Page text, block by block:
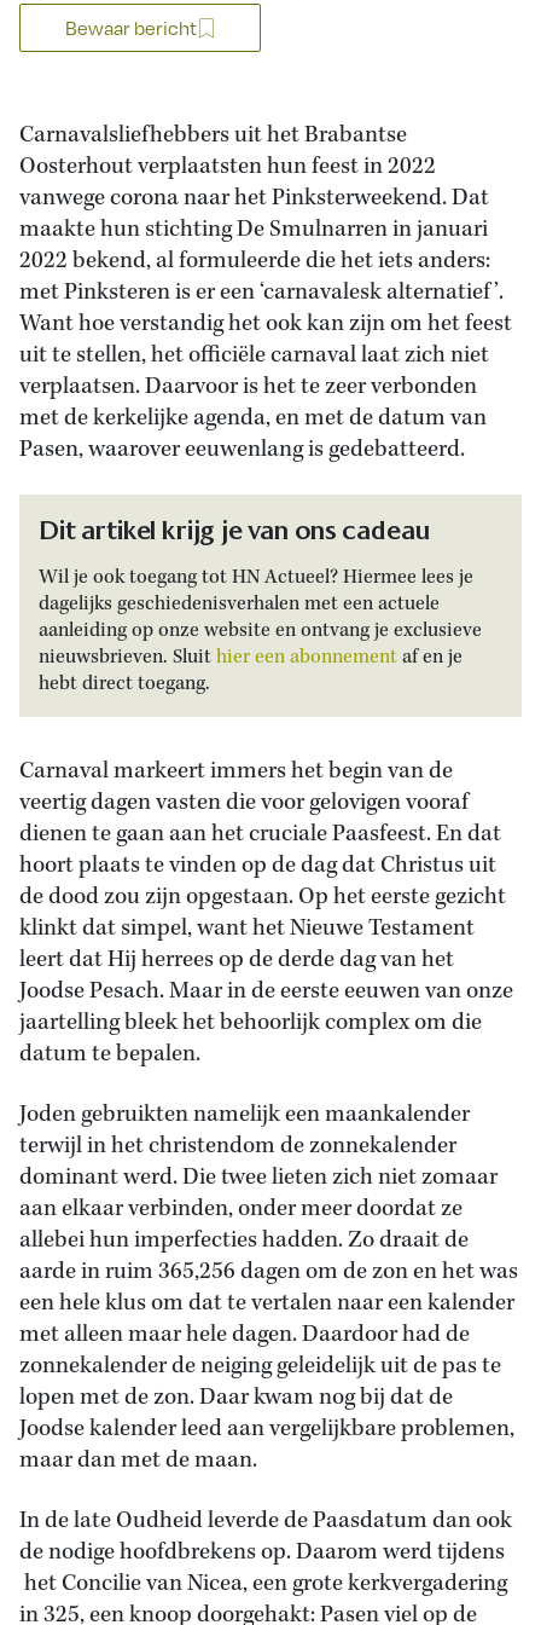
Bewaar bericht
Carnavalsliefhebbers uit het Brabantse
Oosterhout verplaatsten hun feest in 2022
vanwege corona naar het Pinksterweekend. Dat
maakte hun stichting De Smulnarren in januari
2022 bekend, al formuleerde die het iets anders:
met Pinksteren is er een ‘carnavalesk alternatief’.
Want hoe verstandig het ook kan zijn om het feest
uit te stellen, het officiële carnaval laat zich niet
verplaatsen. Daarvoor is het te zeer verbonden
met de kerkelijke agenda, en met de datum van
Pasen, waarover eeuwenlang is gedebatteerd.
Dit artikel krijg je van ons cadeau
Wil je ook toegang tot HN Actueel? Hiermee lees je
dagelijks geschiedenisverhalen met een actuele
aanleiding op onze website en ontvang je exclusieve
nieuwsbrieven. Sluithier een abonnementaf en je
hebt direct toegang.
Carnaval markeert immers het begin van de
veertig dagen vasten die voor gelovigen vooraf
dienen te gaan aan het cruciale Paasfeest. En dat
hoort plaats te vinden op de dag dat Christus uit
de dood zou zijn opgestaan. Op het eerste gezicht
klinkt dat simpel, want het Nieuwe Testament
leert dat Hij herrees op de derde dag van het
Joodse Pesach. Maar in de eerste eeuwen van onze
jaartelling bleek het behoorlijk complex om die
datum te bepalen.
Joden gebruikten namelijk een maankalender
terwijl in het christendom de zonnekalender
dominant werd. Die twee lieten zich niet zomaar
aan elkaar verbinden, onder meer doordat ze
allebei hun imperfecties hadden. Zo draait de
aarde in ruim 365,256 dagen om de zon en het was
een hele klus om dat te vertalen naar een kalender
met alleen maar hele dagen. Daardoor had de
zonnekalender de neiging geleidelijk uit de pas te
lopen met de zon. Daar kwam nog bij dat de
Joodse kalender leed aan vergelijkbare problemen,
maar dan met de maan.
In de late Oudheid leverde de Paasdatum dan ook
de nodige hoofdbrekens op. Daarom werd tijdens
het Concilie van Nicea, een grote kerkvergadering
in 325, een knoop doorgehakt: Pasen viel op de